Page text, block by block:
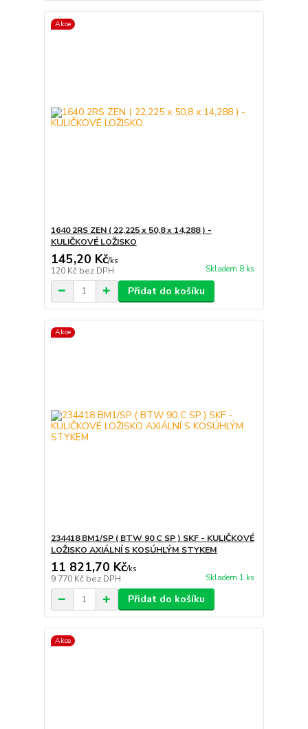
Akce
1640 2RS ZEN ( 22,225 x 50,8 x 14,288 ) -
KULIČKOVÉ LOŽISKO
145,20 Kč/ks
120 Kč bez DPH Skladem 8 ks
Přidat do košíku
Akce
234418 BM1/SP ( BTW 90 C SP ) SKF - KULIČKOVÉ
LOŽISKO AXIÁLNÍ S KOSÚHLÝM STYKEM
11 821,70 Kč/ks
9 770 Kč bez DPH Skladem 1 ks
Přidat do košíku
Akce